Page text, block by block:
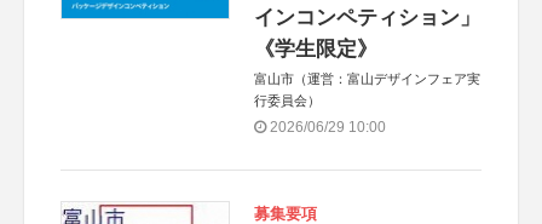
インコンペティション」
《学生限定》
富山市（運営：富山デザインフェア実
行委員会）
2026/06/29 10:00
募集要項